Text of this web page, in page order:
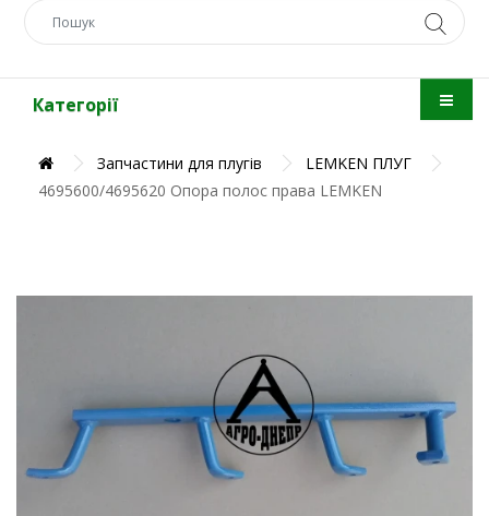
Категорії
Запчастини для плугів
LEMKEN ПЛУГ
4695600/4695620 Опора полос права LEMKEN